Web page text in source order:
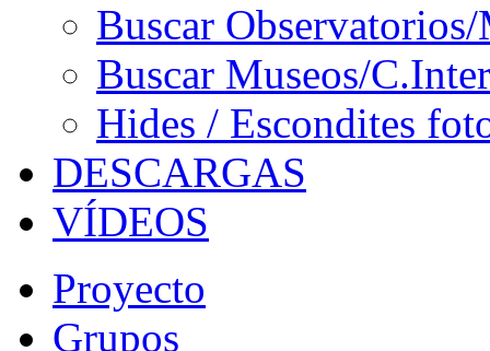
Buscar
Buscar Museos/
Hides / Escondites
DESCARGAS
VÍDEOS
Proyecto
Grupos